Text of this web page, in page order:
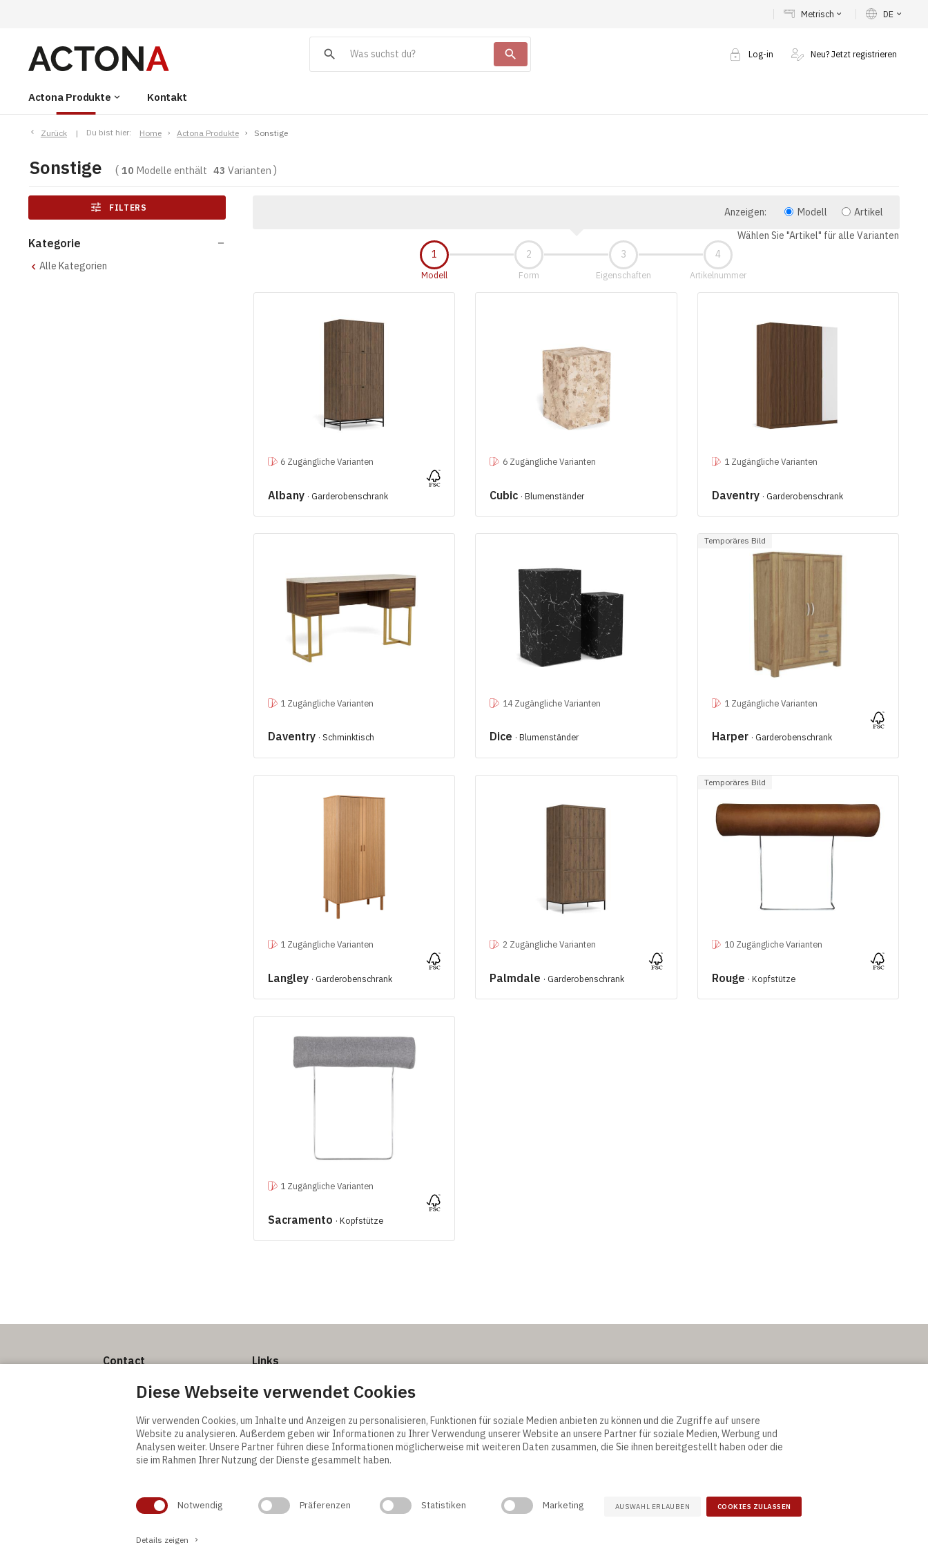
Diese Webseite verwendet Cookies
Wir verwenden Cookies, um Inhalte und Anzeigen zu personalisieren, Funktionen für soziale Medien anbieten zu können und die Zugriffe auf unsere
Website zu analysieren. Außerdem geben wir Informationen zu Ihrer Verwendung unserer Website an unsere Partner für soziale Medien, Werbung und
Analysen weiter. Unsere Partner führen diese Informationen möglicherweise mit weiteren Daten zusammen, die Sie ihnen bereitgestellt haben oder die
sie im Rahmen Ihrer Nutzung der Dienste gesammelt haben.
AUSWAHL ERLAUBEN COOKIES ZULASSEN
Notwendig Präferenzen Statistiken Marketing
Details zeigen keyboard_arrow_right
Actona Produkte keyboard_arrow_down Kontakt
Log-in Neu? Jetzt registrieren
search search
Metrisch keyboard_arrow_down DE keyboard_arrow_down
Zurück Du bist hier: Home Actona Produkte Sonstige
Sonstige 10 Modelle enthält43 Varianten
tune FILTERS
Kategorie remove
Alle Kategorien
Anzeigen: Modell
Artikel
Wählen Sie "Artikel" für alle Varianten
Modell Form Eigenschaften Artikelnummer
6 Zugängliche Varianten
Albany · Garderobenschrank
6 Zugängliche Varianten
Cubic · Blumenständer
1 Zugängliche Varianten
Daventry · Garderobenschrank
1 Zugängliche Varianten
Daventry · Schminktisch
14 Zugängliche Varianten
Dice · Blumenständer
Temporäres Bild
1 Zugängliche Varianten
Harper · Garderobenschrank
1 Zugängliche Varianten
Langley · Garderobenschrank
2 Zugängliche Varianten
Palmdale · Garderobenschrank
Temporäres Bild
10 Zugängliche Varianten
Rouge · Kopfstütze
1 Zugängliche Varianten
Sacramento · Kopfstütze
Contact
Smedegaardvej 6, Tvis
Denmark
tel. +45 9613 5111
info@actonagroup.com
CVR 12143745
Links
Lieferungsbedingungen
Privacy Policy
Cookie-Einstellung